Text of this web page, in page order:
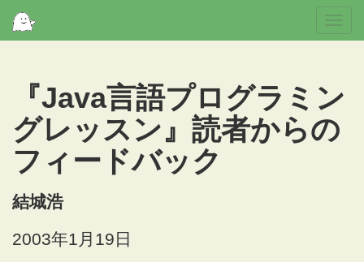
『Java言語プログラミン
グレッスン』読者からの
フィードバック
結城浩
2003年1月19日